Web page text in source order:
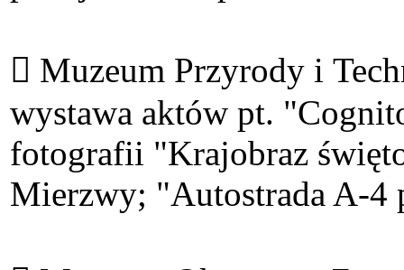
 Muzeum Przyrody i
wystawa aktów pt.
fotografii "Krajobraz
Mierzwy; "Autostrada A-4